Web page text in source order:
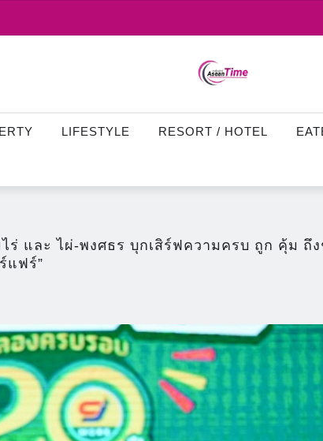
LIFESTYLE RESORT / HOTEL
และ ไผ่-พงศธร บุกเสิร์ฟความครบ ถูก คุ้ม ถึ
แฟร์”